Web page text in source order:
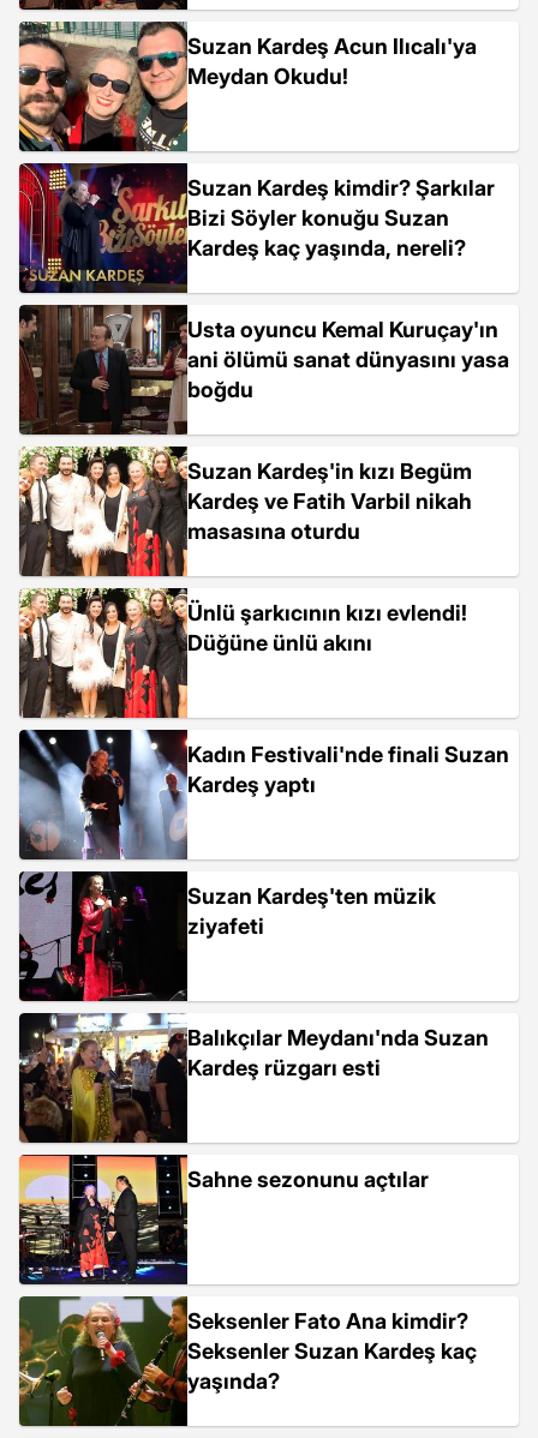
Suzan Kardeş Acun Ilıcalı'ya
Meydan Okudu!
Suzan Kardeş kimdir? Şarkılar
Bizi Söyler konuğu Suzan
Kardeş kaç yaşında, nereli?
Usta oyuncu Kemal Kuruçay'ın
ani ölümü sanat dünyasını yasa
boğdu
Suzan Kardeş'in kızı Begüm
Kardeş ve Fatih Varbil nikah
masasına oturdu
Ünlü şarkıcının kızı evlendi!
Düğüne ünlü akını
Kadın Festivali'nde finali Suzan
Kardeş yaptı
Suzan Kardeş'ten müzik
ziyafeti
Balıkçılar Meydanı'nda Suzan
Kardeş rüzgarı esti
Sahne sezonunu açtılar
Seksenler Fato Ana kimdir?
Seksenler Suzan Kardeş kaç
yaşında?